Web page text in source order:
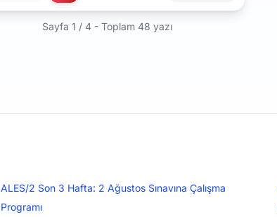
Sayfa 1 / 4 - Toplam 48 yazı
ALES/2 Son 3 Hafta: 2 Ağustos Sınavına Çalışma
Programı